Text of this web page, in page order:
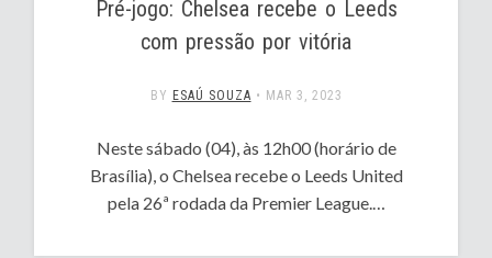
Pré-jogo: Chelsea recebe o Leeds
com pressão por vitória
BY ESAÚ SOUZA • MAR 3, 2023
Neste sábado (04), às 12h00 (horário de
Brasília), o Chelsea recebe o Leeds United
pela 26ª rodada da Premier League.…